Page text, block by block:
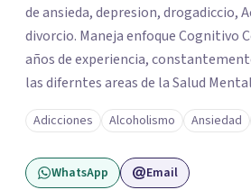
de ansieda, depresion, drogadiccio,
divorcio. Maneja enfoque Cognitivo
años de experiencia,
las diferntes areas de la Salud
Adicciones Alcoholismo Ansiedad
WhatsApp Email